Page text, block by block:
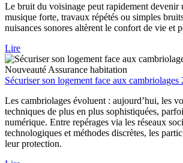
Le bruit du voisinage peut rapidement devenir
musique forte, travaux répétés ou simples
nuisances sonores altèrent le confort de vie et
Lire
Nouveauté Assurance habitation
Sécuriser son logement face aux cambriolages
Les cambriolages évoluent : aujourd’hui, les
techniques de plus en plus sophistiquées,
numérique. Entre repérages via les réseaux
technologiques et méthodes discrètes, les
leur protection.